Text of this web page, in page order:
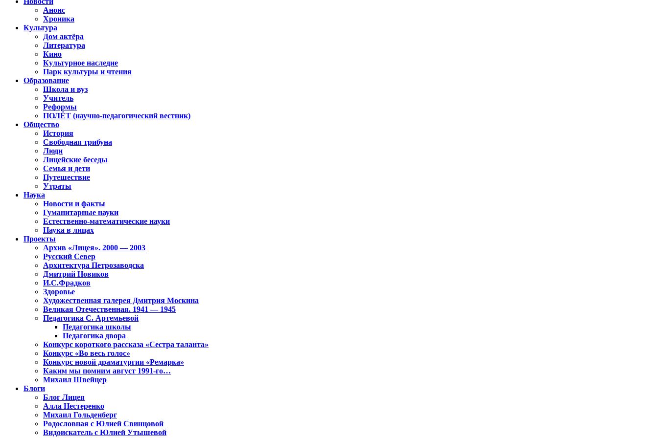
Анонс
Хроника
Культура
Дом актёра
Литература
Кино
Культурное наследие
Парк культуры и чтения
Образование
Школа и вуз
Учитель
Реформы
ПОЛЁТ (научно-педагогический вестник)
Общество
История
Свободная трибуна
Люди
Лицейские беседы
Семья и дети
Путешествие
Утраты
Наука
Новости и факты
Гуманитарные науки
Естественно-математические науки
Наука в лицах
Проекты
Архив «Лицея». 2000 — 2003
Русский Север
Архитектура Петрозаводска
Дмитрий Новиков
И.С.Фрадков
Здоровье
Художественная галерея Дмитрия Москина
Великая Отечественная. 1941 — 1945
Педагогика С. Артемьевой
Педагогика школы
Педагогика двора
Конкурс короткого рассказа «Сестра таланта»
Конкурс «Во весь голос»
Конкурс новой драматургии «Ремарка»
Каким мы помним август 1991-го…
Михаил Швейцер
Блоги
Блог Лицея
Алла Нестеренко
Михаил Гольденберг
Родословная с Юлией Свинцовой
Видоискатель с Юлией Утышевой